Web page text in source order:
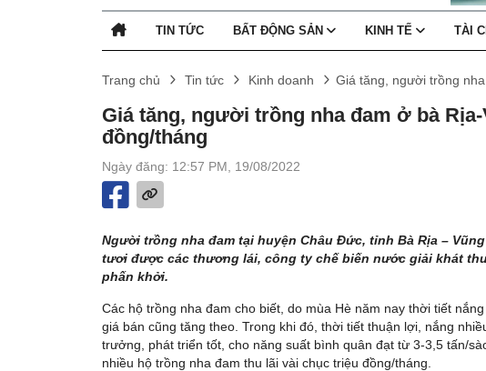
TIN TỨC BẤT ĐỘNG SẢN KINH TẾ TÀI
Trang chủ Tin tức Kinh doanh Giá tăng, người trồng
Giá tăng, người trồng nha đam ở bà
đồng/tháng
Ngày đăng: 12:57 PM, 19/08/2022
Người trồng nha đam tại huyện Châu Đức, tỉnh Bà Rịa –
tươi được các thương lái, công ty chế biến nước giải khát
phấn khởi.
Các hộ trồng nha đam cho biết, do mùa Hè năm nay thời tiết
giá bán cũng tăng theo. Trong khi đó, thời tiết thuận lợi, nắng
trưởng, phát triển tốt, cho năng suất bình quân đạt từ 3-3,5 tấn/
nhiều hộ trồng nha đam thu lãi vài chục triệu đồng/tháng.